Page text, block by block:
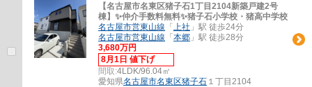
【名古屋市名東区猪子石1丁目2104新築戸建2号
棟】✨️仲介手数料無料✨️猪子石小学校・猪高中学校
名古屋市営東山線 「 上社 」駅 徒歩24分
名古屋市営東山線 「 本郷 」駅 徒歩28分
3,680万円
8月1日 値下げ
間取:4LDK/96.04㎡
愛知県名古屋市名東区猪子石 １丁目2104